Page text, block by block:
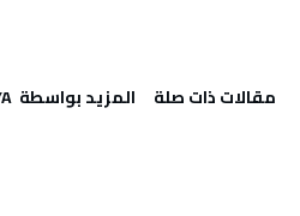
‫مقالات ذات صلة‬ ‫‫المزيد بواسطة‬ ‬ ALROYA